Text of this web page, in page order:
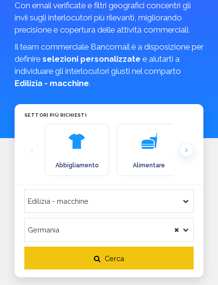
Con email verificate e filtri geografici concentri gli
invii sugli interlocutori più rilevanti, migliorando
precisione e copertura delle attività commerciali.
Il team commerciale Bancomail è a disposizione per
definire selezioni personalizzate e aiutarti a
individuare gli interlocutori giusti nel comparto
Edilizia - macchine.
SETTORI PIÙ RICHIESTI
Abbigliamento Alimentare
Cerca